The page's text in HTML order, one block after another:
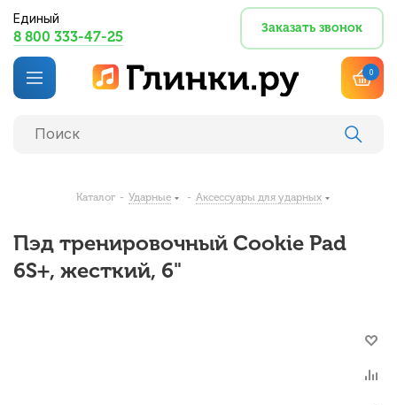
Единый
8 800 333-47-25
Заказать звонок
0
Каталог - Ударные - Аксессуары для ударных
Пэд тренировочный Cookie Pad
6S+, жесткий, 6"